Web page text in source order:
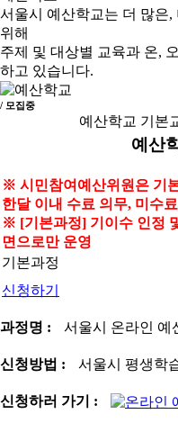
서울시 예산학교는 더 많은,
위해
주제 및 대상별 교육과 온,
하고 있습니다.
/ 모집중
예산학교 기본
예산
※ 시민참여예산위원은 기
한달 이내 수료 의무, 미수
※ [기본과정] 기이수 인정
면으로만 운영
기본과정
신청하기
과정명 : 서울시 온라인 예
신청방법 : 서울시 평생학
신청하러 가기 :